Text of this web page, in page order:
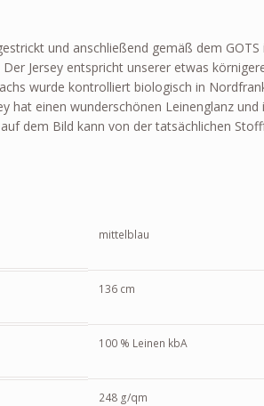
und anschließend gemäß dem
Jersey entspricht unserer etwas
wurde kontrolliert biologisch in
hat einen wunderschönen Leinenglanz
dem Bild kann von der tatsächlichen
mittelblau
136 cm
100 % Leinen kbA
248 g/qm